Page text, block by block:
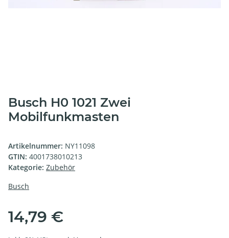
Busch H0 1021 Zwei
Mobilfunkmasten
Artikelnummer: NY11098
GTIN: 4001738010213
Kategorie: Zubehör
Busch
14,79 €